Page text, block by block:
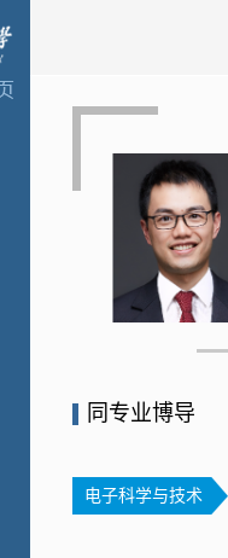
同专业博导
电子科学与技术